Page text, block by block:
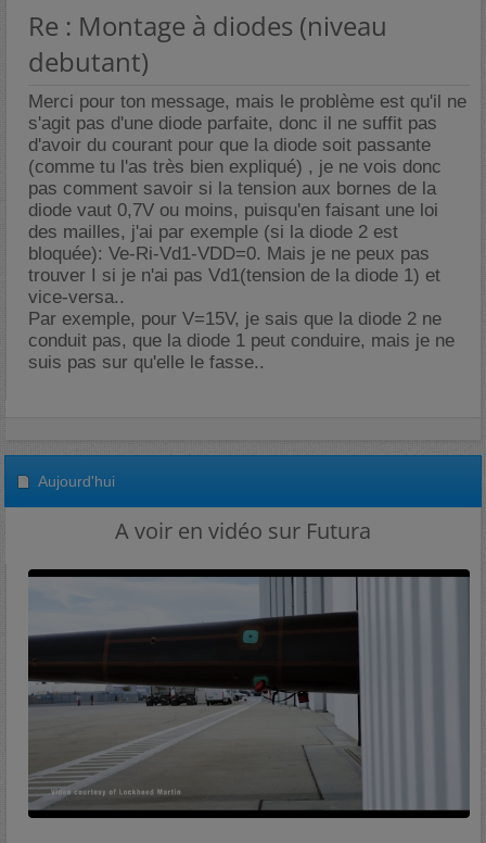
Re : Montage à diodes (niveau
debutant)
Merci pour ton message, mais le problème est qu'il ne
s'agit pas d'une diode parfaite, donc il ne suffit pas
d'avoir du courant pour que la diode soit passante
(comme tu l'as très bien expliqué) , je ne vois donc
pas comment savoir si la tension aux bornes de la
diode vaut 0,7V ou moins, puisqu'en faisant une loi
des mailles, j'ai par exemple (si la diode 2 est
bloquée): Ve-Ri-Vd1-VDD=0. Mais je ne peux pas
trouver I si je n'ai pas Vd1(tension de la diode 1) et
vice-versa..
Par exemple, pour V=15V, je sais que la diode 2 ne
conduit pas, que la diode 1 peut conduire, mais je ne
suis pas sur qu'elle le fasse..
Aujourd'hui
A voir en vidéo sur Futura